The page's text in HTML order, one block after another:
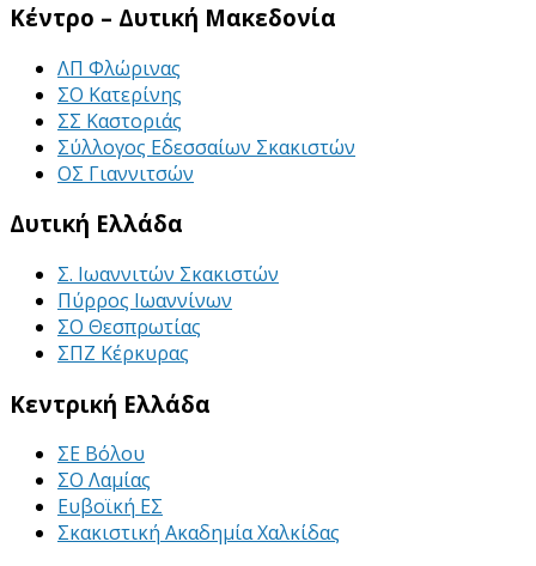
Κέντρο – Δυτική Μακεδονία
ΛΠ Φλώρινας
ΣΟ Κατερίνης
ΣΣ Καστοριάς
Σύλλογος Εδεσσαίων Σκακιστών
ΟΣ Γιαννιτσών
Δυτική Ελλάδα
Σ. Ιωαννιτών Σκακιστών
Πύρρος Ιωαννίνων
ΣΟ Θεσπρωτίας
ΣΠΖ Κέρκυρας
Κεντρική Ελλάδα
ΣΕ Βόλου
ΣΟ Λαμίας
Ευβοϊκή ΕΣ
Σκακιστική Ακαδημία Χαλκίδας